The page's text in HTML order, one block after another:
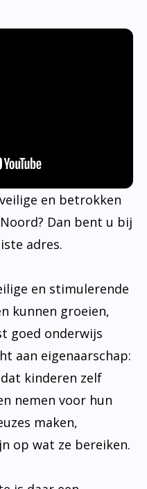
en betrokken
Dan bent u bij
adres.
en stimulerende
kunnen groeien,
goed onderwijs
aan eigenaarschap:
kinderen zelf
nemen voor hun
maken,
op wat ze bereiken.